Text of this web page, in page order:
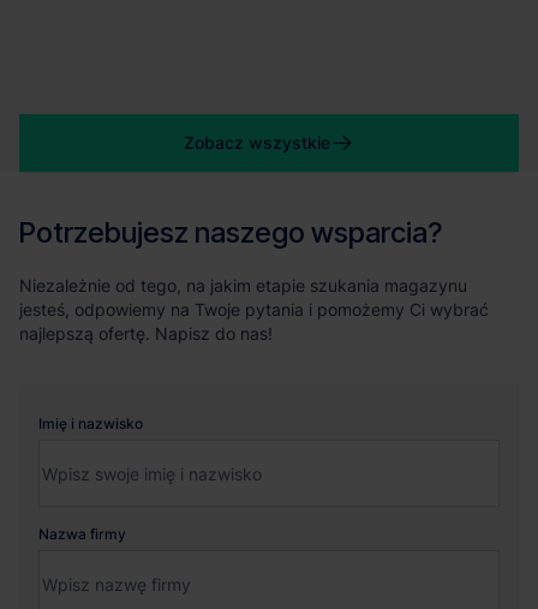
Zobacz wszystkie
Potrzebujesz naszego wsparcia?
Niezależnie od tego, na jakim etapie szukania magazynu
jesteś, odpowiemy na Twoje pytania i pomożemy Ci wybrać
najlepszą ofertę. Napisz do nas!
Imię i nazwisko
Nazwa firmy